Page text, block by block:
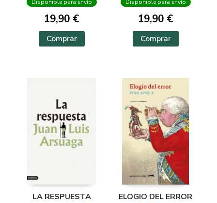
Disponible para envío
19,90 €
Comprar
Disponible para envío
19,90 €
Comprar
LA RESPUESTA ELOGIO DEL ERROR